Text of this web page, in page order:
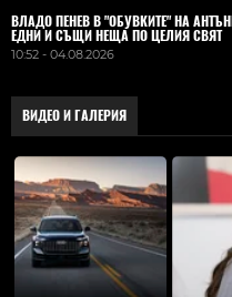
ВЛАДO ПЕНЕВ В "ОБУВКИТЕ" НА
ЕДНИ И СЪЩИ НЕЩА ПО ЦЕЛИЯ СВЯТ
10:52 - 04.08.2026
ВИДЕО И ГАЛЕРИЯ